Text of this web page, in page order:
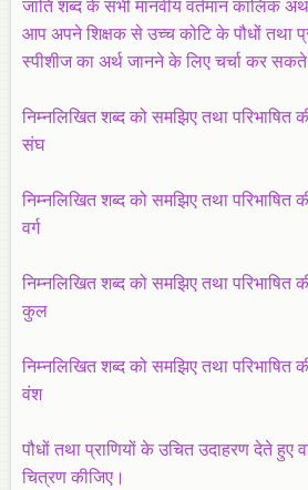
जाति शब्द के सभी मानवीय वर्तमान कालिक
आप अपने शिक्षक से उच्च कोटि के पौधों तथा
स्पीशीज का अर्थ जानने के लिए चर्चा कर
निम्नलिखित शब्द को समझिए तथा परिभाषित
संघ
निम्नलिखित शब्द को समझिए तथा परिभाषित
वर्ग
निम्नलिखित शब्द को समझिए तथा परिभाषित
कुल
निम्नलिखित शब्द को समझिए तथा परिभाषित
वंश
पौधों तथा प्राणियों के उचित उदाहरण देते हुए
चित्रण कीजिए।